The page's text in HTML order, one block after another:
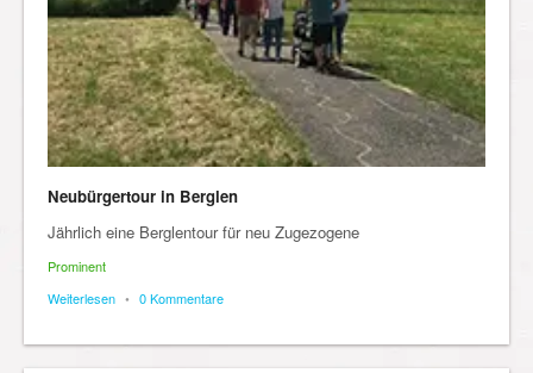
Neubürgertour in Berglen
Jährlich eine Berglentour für neu Zugezogene
Prominent
Weiterlesen • 0 Kommentare